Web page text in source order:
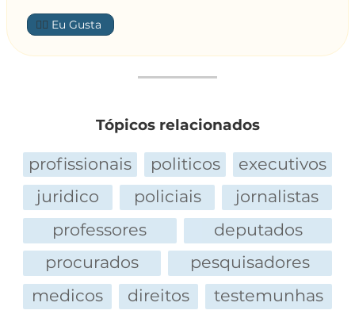
👍🏼
Tópicos relacionados
profissionais politicos
executivos
juridico
policiais
jornalistas
professores
deputados
procurados
pesquisadores
medicos
direitos
testemunhas